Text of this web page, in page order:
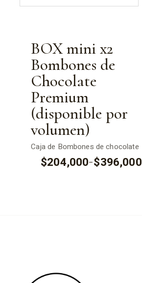
BOX mini x2
Bombones de
Chocolate
Premium
(disponible por
volumen)
Caja de Bombones de chocolate
$204,000–$396,000
Price